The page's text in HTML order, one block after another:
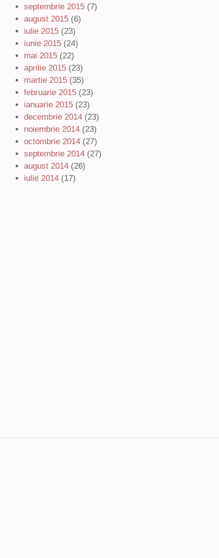
septembrie 2015 (7)
august 2015 (6)
iulie 2015 (23)
iunie 2015 (24)
mai 2015 (22)
aprilie 2015 (23)
martie 2015 (35)
februarie 2015 (23)
ianuarie 2015 (23)
decembrie 2014 (23)
noiembrie 2014 (23)
octombrie 2014 (27)
septembrie 2014 (27)
august 2014 (26)
iulie 2014 (17)